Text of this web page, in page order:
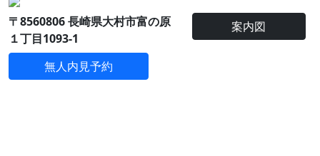
〒8560806 長崎県大村市富の原
１丁目1093-1
案内図
無人内見予約